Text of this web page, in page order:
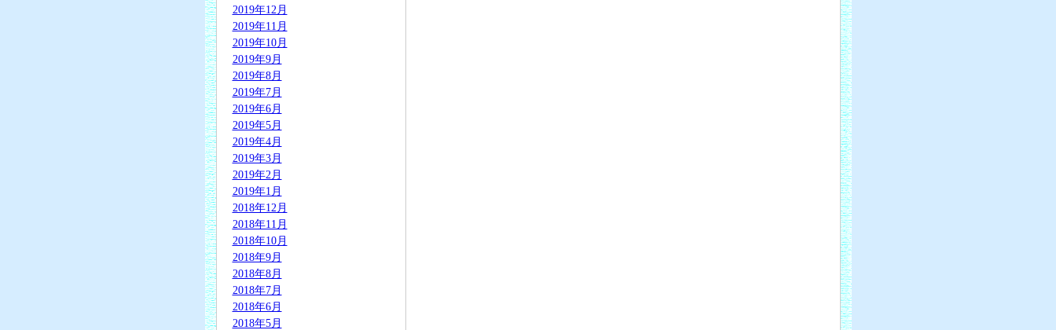
2019年12月
2019年11月
2019年10月
2019年9月
2019年8月
2019年7月
2019年6月
2019年5月
2019年4月
2019年3月
2019年2月
2019年1月
2018年12月
2018年11月
2018年10月
2018年9月
2018年8月
2018年7月
2018年6月
2018年5月